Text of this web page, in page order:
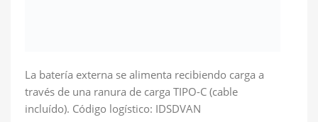
La batería externa se alimenta recibiendo carga a
través de una ranura de carga TIPO-C (cable
incluído). Código logístico: IDSDVAN